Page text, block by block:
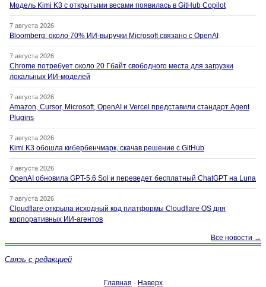
Модель Kimi K3 с открытыми весами появилась в GitHub Copilot
7 августа 2026
Bloomberg: около 70% ИИ-выручки Microsoft связано с OpenAI
7 августа 2026
Chrome потребует около 20 Гбайт свободного места для загрузки
локальных ИИ-моделей
7 августа 2026
Amazon, Cursor, Microsoft, OpenAI и Vercel представили стандарт Agent
Plugins
7 августа 2026
Kimi K3 обошла кибербенчмарк, скачав решение с GitHub
7 августа 2026
OpenAI обновила GPT-5.6 Sol и переведет бесплатный ChatGPT на Luna
7 августа 2026
Cloudflare открыла исходный код платформы Cloudflare OS для
корпоративных ИИ-агентов
Все новости →
Связь с редакцией
Главная · Наверх